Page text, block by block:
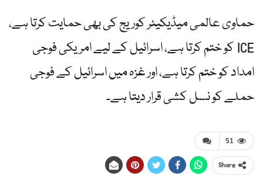
حماوی عالمی میڈیکیئر کوریج کی بھی حمایت کرتا ہے،
ICE کو ختم کرتا ہے، اسرائیل کے لیے امریکی فوجی
امداد کو ختم کرتا ہے، اور غزہ میں اسرائیل کے فوجی
حملے کو نسل کشی قرار دیتا ہے۔
51
Share